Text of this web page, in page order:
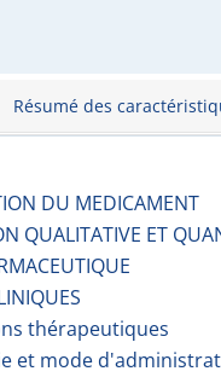
Résumé des
DU MEDICAMENT
QUALITATIVE ET
thérapeutiques
et mode